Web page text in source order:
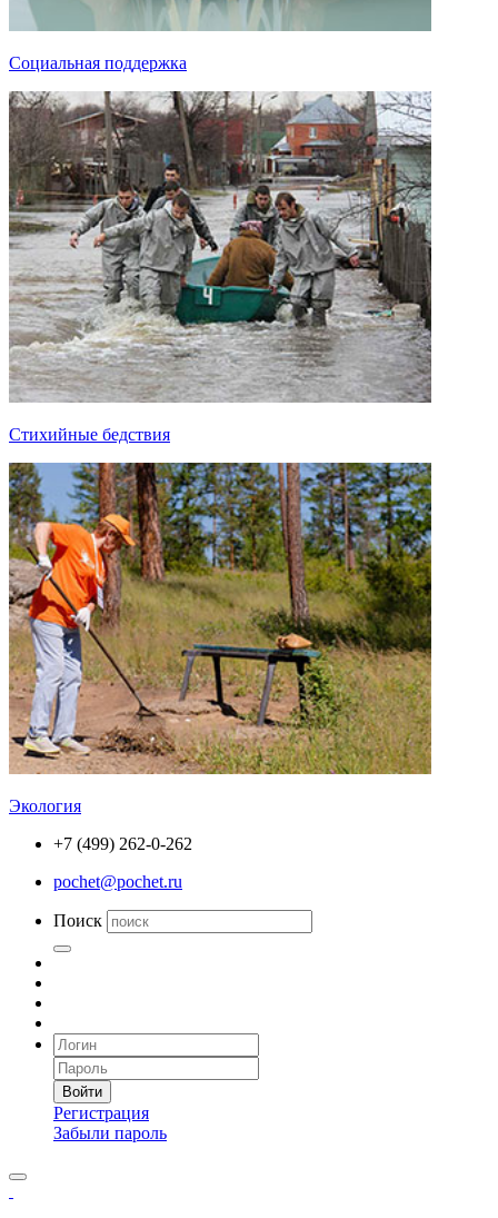
Социальная поддержка
Стихийные бедствия
Экология
+7 (499) 262-0-262
pochet@pochet.ru
Поиск
Войти
Регистрация
Забыли пароль